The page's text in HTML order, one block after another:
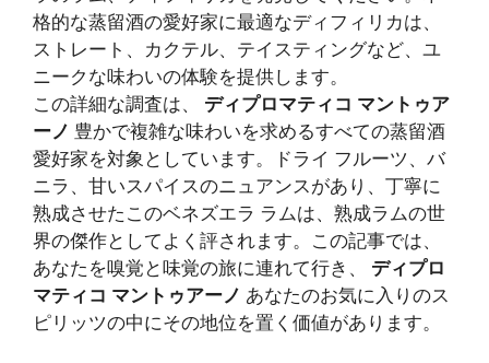
この詳細な調査は、 ディプロマティコ マントゥア
ーノ 豊かで複雑な味わいを求めるすべての蒸留酒
愛好家を対象としています。ドライ フルーツ、バ
ニラ、甘いスパイスのニュアンスがあり、丁寧に
熟成させたこのベネズエラ ラムは、熟成ラムの世
界の傑作としてよく評されます。この記事では、
あなたを嗅覚と味覚の旅に連れて行き、 ディプロ
マティコ マントゥアーノ あなたのお気に入りのス
ピリッツの中にその地位を置く価値があります。